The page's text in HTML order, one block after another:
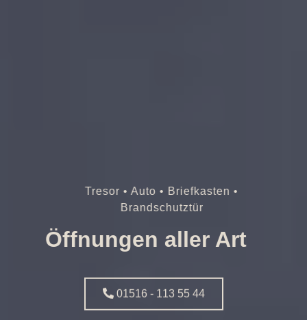
Tresor • Auto • Briefkasten •
Brandschutztür
Öffnungen aller Art
01516 - 113 55 44